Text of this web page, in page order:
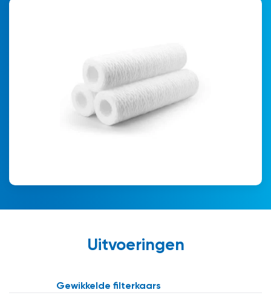
Uitvoeringen
Gewikkelde filterkaars